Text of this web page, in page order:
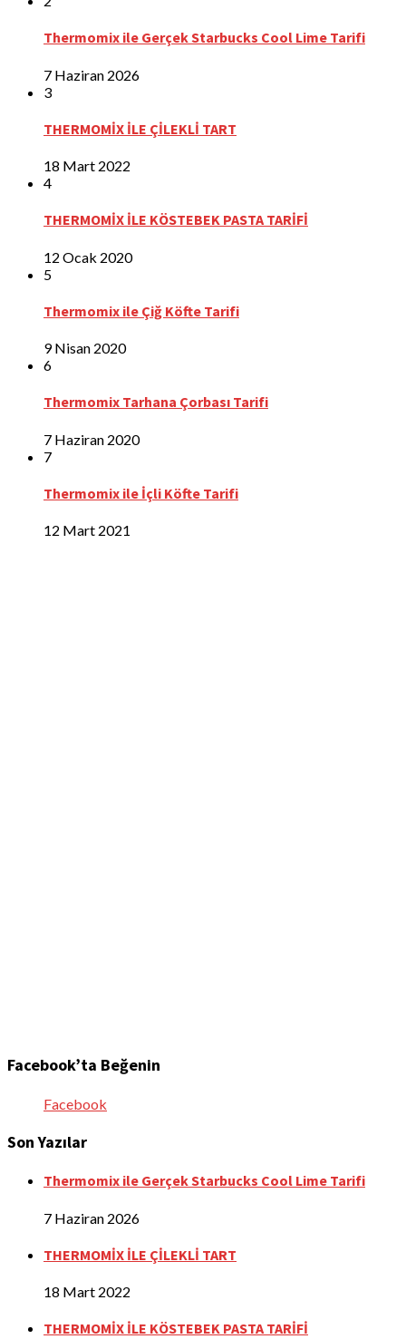
Thermomix ile Gerçek Starbucks Cool Lime Tarifi
7 Haziran 2026
3
THERMOMİX İLE ÇİLEKLİ TART
18 Mart 2022
4
THERMOMİX İLE KÖSTEBEK PASTA TARİFİ
12 Ocak 2020
5
Thermomix ile Çiğ Köfte Tarifi
9 Nisan 2020
6
Thermomix Tarhana Çorbası Tarifi
7 Haziran 2020
7
Thermomix ile İçli Köfte Tarifi
12 Mart 2021
Facebook’ta Beğenin
Facebook
Son Yazılar
Thermomix ile Gerçek Starbucks Cool Lime Tarifi
7 Haziran 2026
THERMOMİX İLE ÇİLEKLİ TART
18 Mart 2022
THERMOMİX İLE KÖSTEBEK PASTA TARİFİ